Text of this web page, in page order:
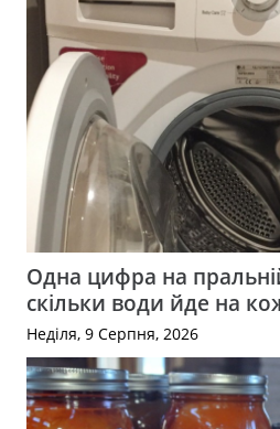
Одна цифра на
скільки води йде на
Неділя, 9 Серпня, 2026